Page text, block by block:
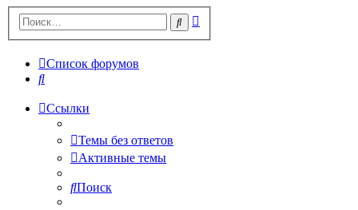
Поиск
Список форумов
Поиск
Ссылки
Темы без ответов
Активные темы
Поиск